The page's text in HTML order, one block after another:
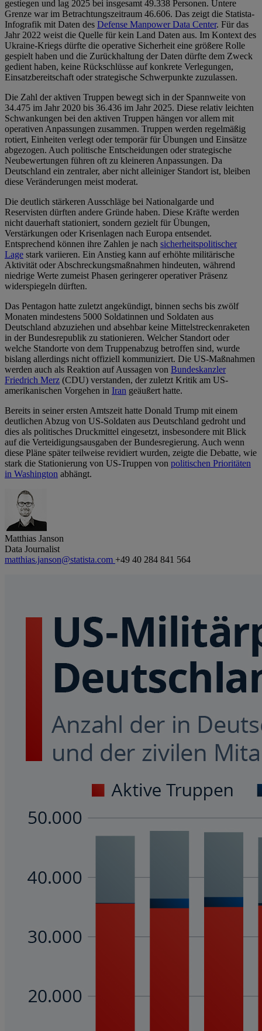
gestiegen und lag 2025 bei insgesamt 49.338 Personen. Untere
Grenze war im Betrachtungszeitraum 46.606. Das zeigt die Statista-
Infografik mit Daten des Defense Manpower Data Center. Für das
Jahr 2022 weist die Quelle für kein Land Daten aus. Im Kontext des
Ukraine-Kriegs dürfte die operative Sicherheit eine größere Rolle
gespielt haben und die Zurückhaltung der Daten dürfte dem Zweck
gedient haben, keine Rückschlüsse auf konkrete Verlegungen,
Einsatzbereitschaft oder strategische Schwerpunkte zuzulassen.
Die Zahl der aktiven Truppen bewegt sich in der Spannweite von
34.475 im Jahr 2020 bis 36.436 im Jahr 2025. Diese relativ leichten
Schwankungen bei den aktiven Truppen hängen vor allem mit
operativen Anpassungen zusammen. Truppen werden regelmäßig
rotiert, Einheiten verlegt oder temporär für Übungen und Einsätze
abgezogen. Auch politische Entscheidungen oder strategische
Neubewertungen führen oft zu kleineren Anpassungen. Da
Deutschland ein zentraler, aber nicht alleiniger Standort ist, bleiben
diese Veränderungen meist moderat.
Die deutlich stärkeren Ausschläge bei Nationalgarde und
Reservisten dürften andere Gründe haben. Diese Kräfte werden
nicht dauerhaft stationiert, sondern gezielt für Übungen,
Verstärkungen oder Krisenlagen nach Europa entsendet.
Entsprechend können ihre Zahlen je nach sicherheitspolitischer
Lage stark variieren. Ein Anstieg kann auf erhöhte militärische
Aktivität oder Abschreckungsmaßnahmen hindeuten, während
niedrige Werte zumeist Phasen geringerer operativer Präsenz
widerspiegeln dürften.
Das Pentagon hatte zuletzt angekündigt, binnen sechs bis zwölf
Monaten mindestens 5000 Soldatinnen und Soldaten aus
Deutschland abzuziehen und absehbar keine Mittelstreckenraketen
in der Bundesrepublik zu stationieren. Welcher Standort oder
welche Standorte von dem Truppenabzug betroffen sind, wurde
bislang allerdings nicht offiziell kommuniziert. Die US-Maßnahmen
werden auch als Reaktion auf Aussagen von Bundeskanzler
Friedrich Merz (CDU) verstanden, der zuletzt Kritik am US-
amerikanischen Vorgehen in Iran geäußert hatte.
Bereits in seiner ersten Amtszeit hatte Donald Trump mit einem
deutlichen Abzug von US-Soldaten aus Deutschland gedroht und
dies als politisches Druckmittel eingesetzt, insbesondere mit Blick
auf die Verteidigungsausgaben der Bundesregierung. Auch wenn
diese Pläne später teilweise revidiert wurden, zeigte die Debatte, wie
stark die Stationierung von US-Truppen von politischen Prioritäten
in Washington abhängt.
Matthias Janson
Data Journalist
matthias.janson@statista.com +49 40 284 841 564